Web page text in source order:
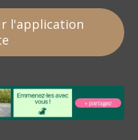
l'application